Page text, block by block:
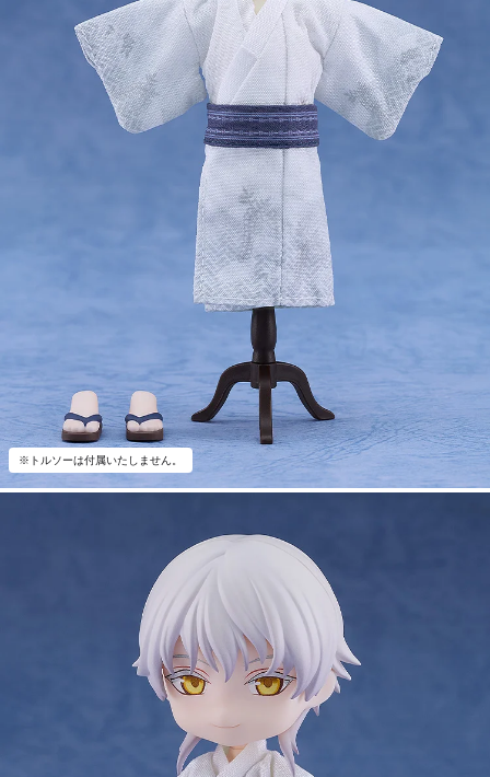
※トルソーは付属いたしません。